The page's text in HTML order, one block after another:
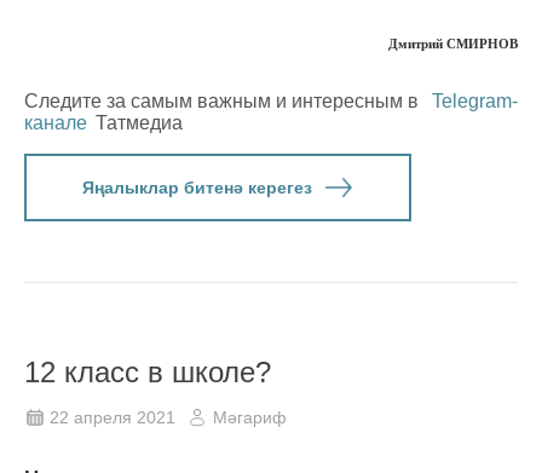
Дмитрий СМИРНОВ
Следите за самым важным и интересным в
Telegram-
канале Татмедиа
Яңалыклар битенә керегез
12 класс в школе?
22 апреля 2021 Мәгариф